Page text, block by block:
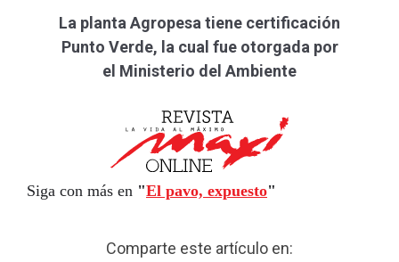
La planta Agropesa tiene certificación
Punto Verde, la cual fue otorgada por
el Ministerio del Ambiente
Siga con más en "El pavo, expuesto"
Comparte este artículo en: